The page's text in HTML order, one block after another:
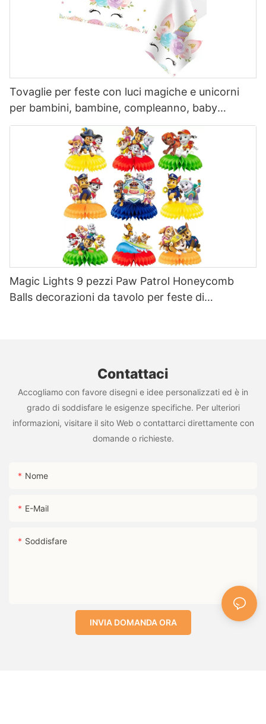
Tovaglie per feste con luci magiche e unicorni
per bambini, bambine, compleanno, baby
shower, forniture per feste
Magic Lights 9 pezzi Paw Patrol Honeycomb
Balls decorazioni da tavolo per feste di
Contattaci
Accogliamo con favore disegni e idee personalizzati ed è in
grado di soddisfare le esigenze specifiche. Per ulteriori
informazioni, visitare il sito Web o contattarci direttamente con
domande o richieste.
Nome
E-Mail
Soddisfare
INVIA DOMANDA ORA